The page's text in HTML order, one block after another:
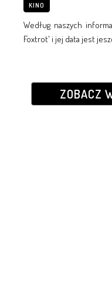
KINO
Według naszych
Foxtrot' i jej data jest
ZOBACZ